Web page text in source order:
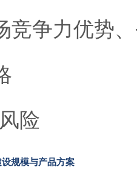
竞争力优势
险
规模与产品方案